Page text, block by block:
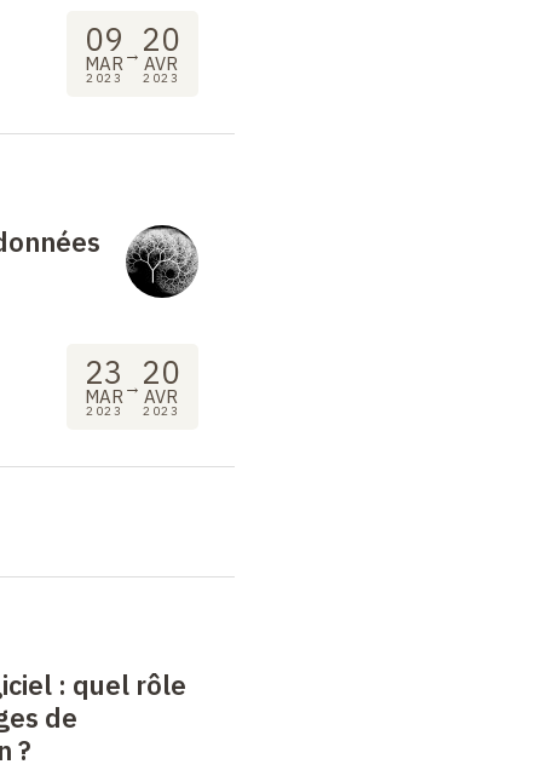
09
MAR
2023
→ 20
AVR
2023
23
MAR
2023
→ 20
AVR
2023
: quel rôle
de
?